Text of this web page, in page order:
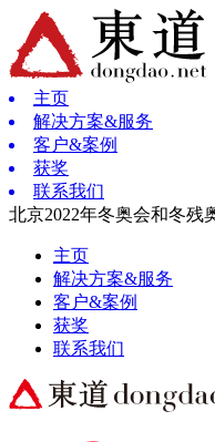
主页
解决方案&服务
客户&案例
获奖
联系我们
北京2022年冬奥会和冬残
主页
解决方案&服务
客户&案例
获奖
联系我们